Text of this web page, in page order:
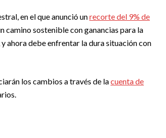
en el que anunció unrecorte del 9% de
camino sostenible con ganancias para la
ahora debe enfrentar la dura situación con
los cambios a través de lacuenta de